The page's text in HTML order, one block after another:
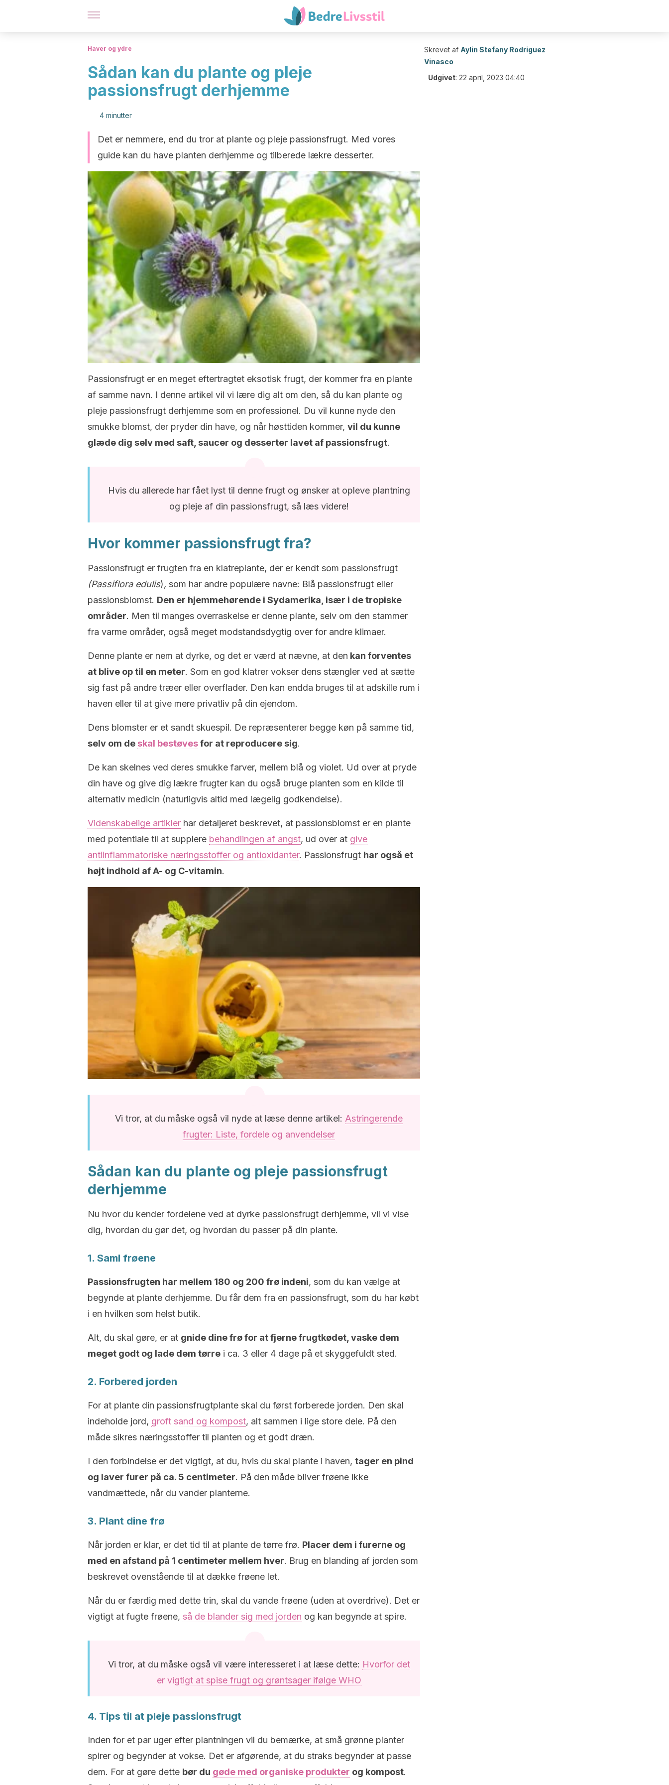
Haver og ydre
Sådan kan du plante og pleje
passionsfrugt derhjemme
4 minutter
Det er nemmere, end du tror at plante og pleje passionsfrugt. Med vores
guide kan du have planten derhjemme og tilberede lækre desserter.
Passionsfrugt er en meget eftertragtet eksotisk frugt, der kommer fra en plante
af samme navn. I denne artikel vil vi lære dig alt om den, så du kan plante og
pleje passionsfrugt derhjemme som en professionel. Du vil kunne nyde den
smukke blomst, der pryder din have, og når høsttiden kommer, vil du kunne
glæde dig selv med saft, saucer og desserter lavet af passionsfrugt.
Hvis du allerede har fået lyst til denne frugt og ønsker at opleve plantning
og pleje af din passionsfrugt, så læs videre!
Hvor kommer passionsfrugt fra?
Passionsfrugt er frugten fra en klatreplante, der er kendt som passionsfrugt
(Passiflora edulis), som har andre populære navne: Blå passionsfrugt eller
passionsblomst. Den er hjemmehørende i Sydamerika, især i de tropiske
områder. Men til manges overraskelse er denne plante, selv om den stammer
fra varme områder, også meget modstandsdygtig over for andre klimaer.
Denne plante er nem at dyrke, og det er værd at nævne, at den kan forventes
at blive op til en meter. Som en god klatrer vokser dens stængler ved at sætte
sig fast på andre træer eller overflader. Den kan endda bruges til at adskille rum i
haven eller til at give mere privatliv på din ejendom.
Dens blomster er et sandt skuespil. De repræsenterer begge køn på samme tid,
selv om de skal bestøvesfor at reproducere sig.
De kan skelnes ved deres smukke farver, mellem blå og violet. Ud over at pryde
din have og give dig lækre frugter kan du også bruge planten som en kilde til
alternativ medicin (naturligvis altid med lægelig godkendelse).
Videnskabelige artikler har detaljeret beskrevet, at passionsblomst er en plante
med potentiale til at supplere behandlingen af angst, ud over at give
antiinflammatoriske næringsstoffer og antioxidanter. Passionsfrugt har også et
højt indhold af A- og C-vitamin.
Vi tror, at du måske også vil nyde at læse denne artikel: Astringerende
frugter: Liste, fordele og anvendelser
Sådan kan du plante og pleje passionsfrugt
derhjemme
Nu hvor du kender fordelene ved at dyrke passionsfrugt derhjemme, vil vi vise
dig, hvordan du gør det, og hvordan du passer på din plante.
1. Saml frøene
Passionsfrugten har mellem 180 og 200 frø indeni, som du kan vælge at
begynde at plante derhjemme. Du får dem fra en passionsfrugt, som du har købt
i en hvilken som helst butik.
Alt, du skal gøre, er at gnide dine frø for at fjerne frugtkødet, vaske dem
meget godt og lade dem tørre i ca. 3 eller 4 dage på et skyggefuldt sted.
2. Forbered jorden
For at plante din passionsfrugtplante skal du først forberede jorden. Den skal
indeholde jord, groft sand og kompost, alt sammen i lige store dele. På den
måde sikres næringsstoffer til planten og et godt dræn.
I den forbindelse er det vigtigt, at du, hvis du skal plante i haven, tager en pind
og laver furer på ca. 5 centimeter. På den måde bliver frøene ikke
vandmættede, når du vander planterne.
3. Plant dine frø
Når jorden er klar, er det tid til at plante de tørre frø. Placer dem i furerne og
med en afstand på 1 centimeter mellem hver. Brug en blanding af jorden som
beskrevet ovenstående til at dække frøene let.
Når du er færdig med dette trin, skal du vande frøene (uden at overdrive). Det er
vigtigt at fugte frøene, så de blander sig med jorden og kan begynde at spire.
Vi tror, at du måske også vil være interesseret i at læse dette: Hvorfor det
er vigtigt at spise frugt og grøntsager ifølge WHO
4. Tips til at pleje passionsfrugt
Inden for et par uger efter plantningen vil du bemærke, at små grønne planter
spirer og begynder at vokse. Det er afgørende, at du straks begynder at passe
dem. For at gøre dette bør du gøde med organiske produkter og kompost.
Skrevet af Aylin Stefany Rodriguez
Vinasco
Udgivet: 22 april, 2023 04:40